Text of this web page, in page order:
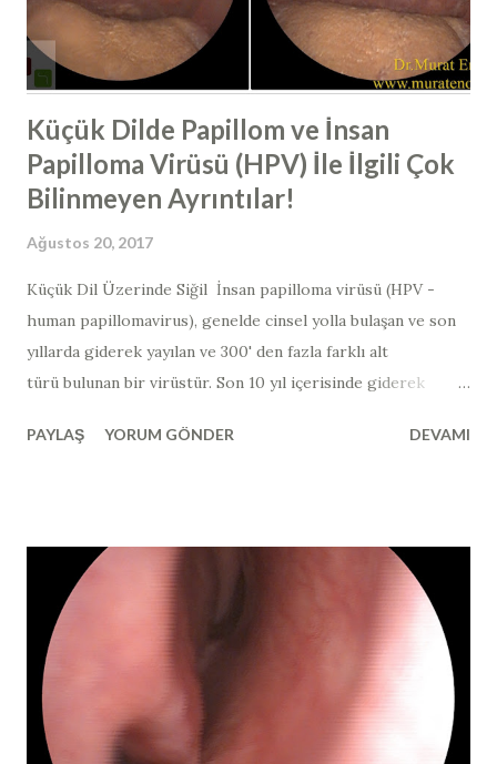
burun etine çarpan hava yuvarlanma hareketi yaparak burun
etini çarpar, içerisinde bulunan bütün partikülleri, yabancı
cisimleri, mikroorgan...
Küçük Dilde Papillom ve İnsan
Papilloma Virüsü (HPV) İle İlgili Çok
Bilinmeyen Ayrıntılar!
Ağustos 20, 2017
Küçük Dil Üzerinde Siğil İnsan papilloma virüsü (HPV -
human papillomavirus​), genelde cinsel yolla bulaşan ve son
yıllarda giderek yayılan ve 300' den fazla farklı alt
türü bulunan bir virüstür. Son 10 yıl içerisinde giderek
grupları "siğil" ya da "papillom" olarak adlandırılan
"olası yüksek riskli" ve "düşük riskli" olarak üç alt gruba
ayrılmaktadır (yüksek riskli tipler >> tip 16, 18, 31, 33, 35, 39,
45), olası yüksek riskli tipler >> tip 26, 53, 66 ve düşük riskli
tipler tip >> 6, 11, 40, 42, 43, 44, 54). Genelde fark edilen
lezyonların çoğu iyi huyludur. Son yıllarda, bu virüsün sadece
cinsel ilişki yolu ile değil; direk mukozal temas yoluyla da
bulaşabildiğinin netlik kazanması...
PAYLAŞ YORUM GÖNDER DEVAMI